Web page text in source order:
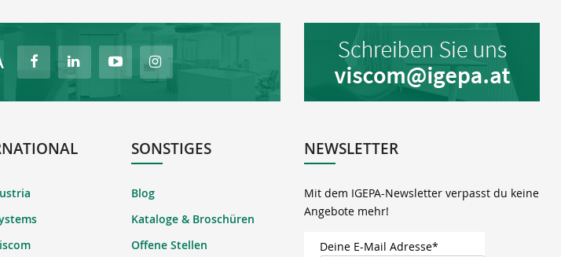
SONSTIGES
Blog
Kataloge & Broschüren
Offene Stellen
NEWSLETTER
Mit dem IGEPA-Newsletter verpasst du keine
Angebote mehr!
Deine E-Mail Adresse*